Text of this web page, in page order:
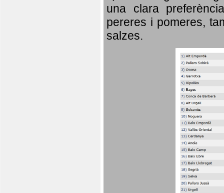
una clara
pereres i pomeres,
salzes.